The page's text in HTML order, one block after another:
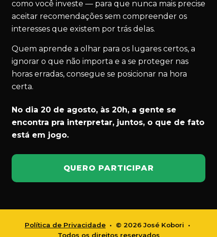
como você investe — para que nunca mais precise
aceitar recomendações sem compreender os
interesses que existem por trás delas.
Quem aprende a olhar para os lugares certos, a
ignorar o que não importa e a se proteger nas
horas erradas, consegue se posicionar na hora
certa.
No dia 20 de agosto, às 20h, a gente se
encontra pra interpretar, juntos, o que de fato
está em jogo.
QUERO PARTICIPAR
Política de Privacidade • © 2026 José Kobori •
Todos os direitos reservados